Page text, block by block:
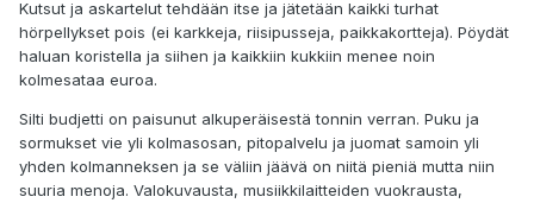
Kutsut ja askartelut tehdään itse ja jätetään kaikki turhat
hörpellykset pois (ei karkkeja, riisipusseja, paikkakortteja). Pöydät
haluan koristella ja siihen ja kaikkiin kukkiin menee noin
kolmesataa euroa.
Silti budjetti on paisunut alkuperäisestä tonnin verran. Puku ja
sormukset vie yli kolmasosan, pitopalvelu ja juomat samoin yli
yhden kolmanneksen ja se väliin jäävä on niitä pieniä mutta niin
suuria menoja. Valokuvausta, musiikkilaitteiden vuokrausta,